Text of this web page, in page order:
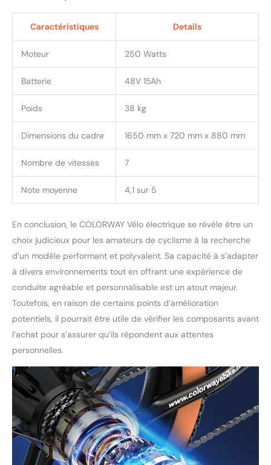
Caractéristiques Details
Moteur 250 Watts
Batterie 48V 15Ah
Poids 38 kg
Dimensions du cadre 1650 mm x 720 mm x 880 mm
Nombre de vitesses 7
Note moyenne 4,1 sur 5
En conclusion, le COLORWAY Vélo électrique se révèle être un
choix judicieux pour les amateurs de cyclisme à la recherche
d’un modèle performant et polyvalent. Sa capacité à s’adapter
à divers environnements tout en offrant une expérience de
conduite agréable et personnalisable est un atout majeur.
Toutefois, en raison de certains points d’amélioration
potentiels, il pourrait être utile de vérifier les composants avant
l’achat pour s’assurer qu’ils répondent aux attentes
personnelles.